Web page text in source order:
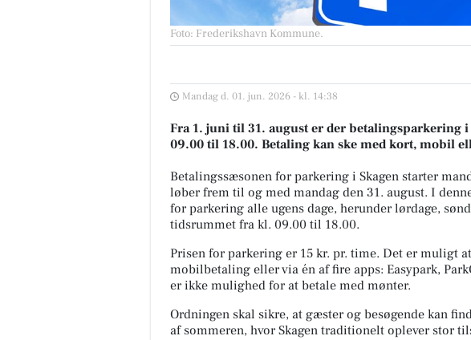
Foto: Frederikshavn Kommune.
Mandag d. 01. jun. 2026 - kl. 14:38
Fra 1. juni til 31. august er der betalingsparkering i
09.00 til 18.00. Betaling kan ske med kort, mobil
Betalingssæsonen for parkering i Skagen starter
løber frem til og med mandag den 31. august. I
for parkering alle ugens dage, herunder lørdage,
tidsrummet fra kl. 09.00 til 18.00.
Prisen for parkering er 15 kr. pr. time. Det er muligt
mobilbetaling eller via én af fire apps: Easypark,
er ikke mulighed for at betale med mønter.
Ordningen skal sikre, at gæster og besøgende kan
af sommeren, hvor Skagen traditionelt oplever stor